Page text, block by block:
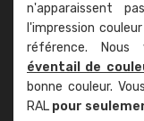
n'apparaissent
l'impression
référence. Nous
éventail de
bonne couleur.
RAL pour